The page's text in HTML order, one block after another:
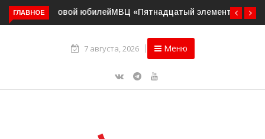
ГЛАВНОЕ
МВЦ «Пятнадцатый элемент» приглашает на выставку
7 августа, 2026